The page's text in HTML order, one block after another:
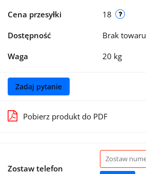
Cena przesyłki 18
Dostępność Brak towaru
Waga 20 kg
Zadaj pytanie
Pobierz produkt do PDF
Zostaw telefon